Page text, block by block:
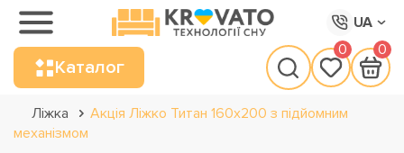
UA
Каталог
0 0
Ліжка
Акція Ліжко Титан 160х200 з підйомним
механізмом